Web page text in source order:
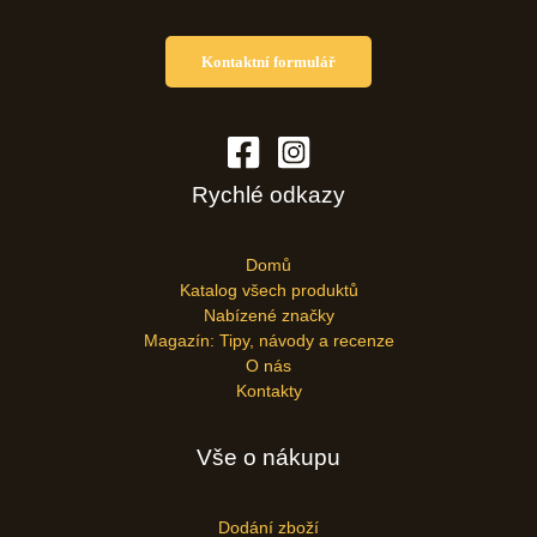
Kontaktní formulář
Rychlé odkazy
Domů
Katalog všech produktů
Nabízené značky
Magazín: Tipy, návody a recenze
O nás
Kontakty
Vše o nákupu
Dodání zboží